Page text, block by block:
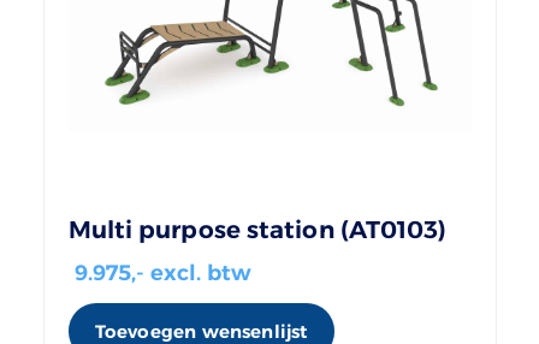
Multi purpose station (AT0103)
9.975,- excl. btw
Toevoegen wensenlijst